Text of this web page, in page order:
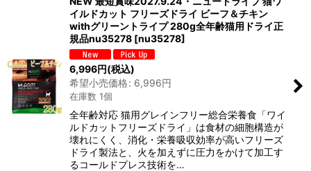
イルドカット フリーズドライ ビーフ＆チキン
withグリーントライプ 280g全年齢猫用ドライ正
規品nu35278 [nu35278]
6,996円(税込)
希望小売価格: 6,996円
在庫数 1個
全年齢対応 猫用グレインフリー総合栄養食「ワイ
ルドカットフリーズドライ」は食材の細胞構造が
壊れにくく、消化・栄養吸収効率が高いフリーズ
ドライ製法と、火を加えずに圧力をかけて加工す
るコールドプレス技術を…